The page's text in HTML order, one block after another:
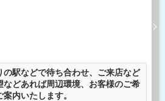
の駅などで待ち合わせ、ご来店など
などあれば周辺環境、お客様のご希
内いたします。